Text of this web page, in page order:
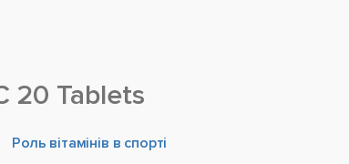
20 Tablets
Роль вітамінів в спорті